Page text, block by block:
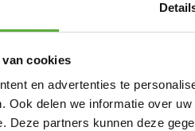
cookies
en advertenties te
Ook delen we informatie over
Deze partners kunnen deze
een antraciet gecoat
kleur Olive!
op dit model.